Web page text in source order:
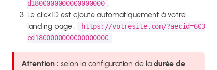
d1800000000000000000 .
Le clickID est ajouté automatiquement à votre
landing page :
https://votresite.com/?aecid=603
ed1800000000000000000
Attention : selon la configuration de la durée de